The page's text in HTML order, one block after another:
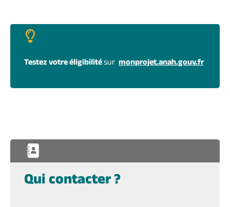
Testez votre éligibilitésur monprojet.anah.gouv.fr
Qui contacter ?